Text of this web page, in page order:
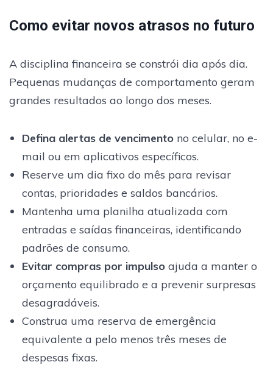
Como evitar novos atrasos no futuro
A disciplina financeira se constrói dia após dia.
Pequenas mudanças de comportamento geram
grandes resultados ao longo dos meses.
Defina alertas de vencimentono celular, no e-
mail ou em aplicativos específicos.
Reserve um dia fixo do mês para revisar
contas, prioridades e saldos bancários.
Mantenha uma planilha atualizada com
entradas e saídas financeiras, identificando
padrões de consumo.
Evitar compras por impulsoajuda a manter o
orçamento equilibrado e a prevenir surpresas
desagradáveis.
Construa uma reserva de emergência
equivalente a pelo menos três meses de
despesas fixas.